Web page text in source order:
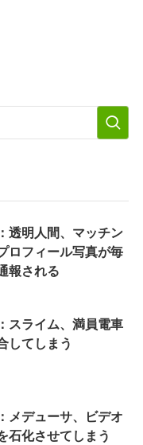
透明人間、マッチン
ロフィール写真が毎
報される
スライム、満員電車
してしまう
メデューサ、ビデオ
石化させてしまう